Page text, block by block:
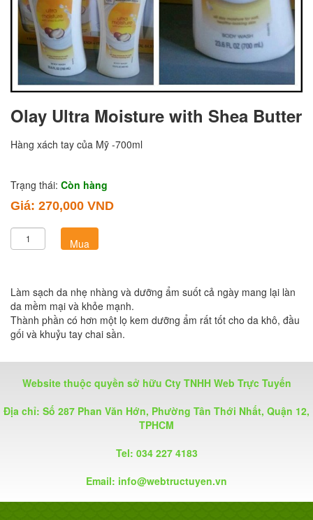
Olay Ultra Moisture with Shea Butter
Hàng xách tay của Mỹ -700ml
Trạng thái: Còn hàng
Giá: 270,000 VND
Làm sạch da nhẹ nhàng và dưỡng ẩm suốt cả ngày mang lại làn
da mềm mại và khỏe mạnh.
Thành phần có hơn một lọ kem dưỡng ẩm rất tốt cho da khô, đầu
gối và khuỷu tay chai sần.
Website thuộc quyền sở hữu Cty TNHH Web Trực Tuyến
Địa chỉ: Số 287 Phan Văn Hớn, Phường Tân Thới Nhất, Quận 12,
TPHCM
Tel: 034 227 4183
Email: info@webtructuyen.vn